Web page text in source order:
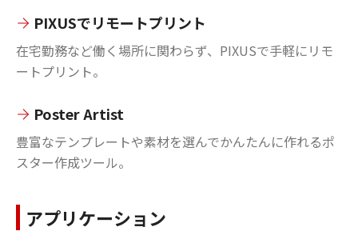
PIXUSでリモートプリント
在宅勤務など働く場所に関わらず、PIXUSで手軽にリモ
ートプリント。
Poster Artist
豊富なテンプレートや素材を選んでかんたんに作れるポ
スター作成ツール。
アプリケーション